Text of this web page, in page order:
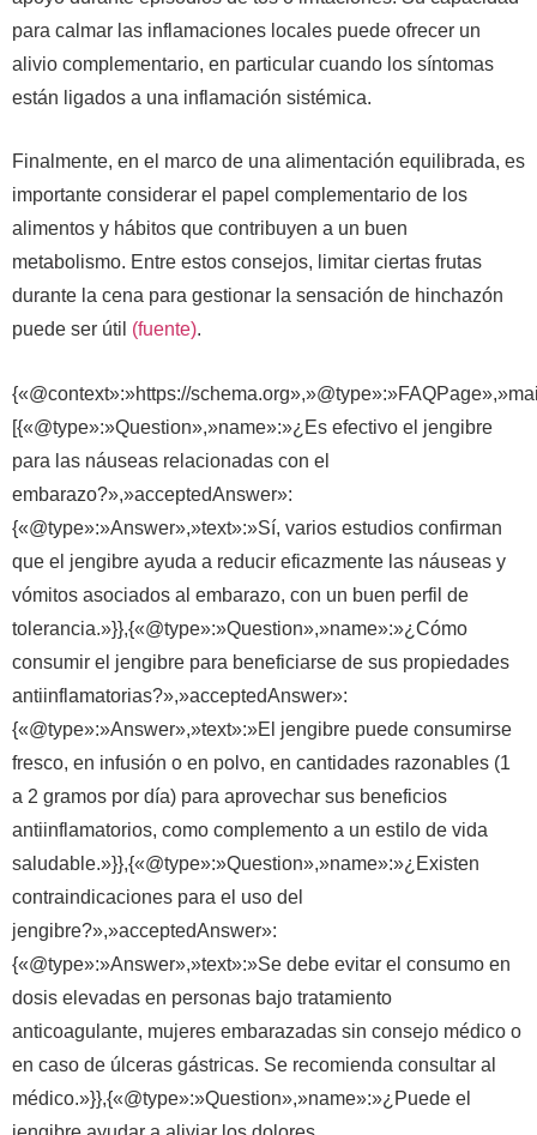
para calmar las inflamaciones locales puede ofrecer un
alivio complementario, en particular cuando los síntomas
están ligados a una inflamación sistémica.
Finalmente, en el marco de una alimentación equilibrada, es
importante considerar el papel complementario de los
alimentos y hábitos que contribuyen a un buen
metabolismo. Entre estos consejos, limitar ciertas frutas
durante la cena para gestionar la sensación de hinchazón
puede ser útil (fuente).
{«@context»:»https://
[{«@type»:»Question»,»name»:»¿Es efectivo el jengibre
para las náuseas relacionadas con el
embarazo?»,»acceptedAnswer»:
{«@type»:»Answer»,»text»:»Sí, varios estudios confirman
que el jengibre ayuda a reducir eficazmente las náuseas y
vómitos asociados al embarazo, con un buen perfil de
tolerancia.»}},{«@type»:»Question»,»name»:»¿Cómo
consumir el jengibre para beneficiarse de sus propiedades
antiinflamatorias?»,»acceptedAnswer»:
{«@type»:»Answer»,»text»:»El jengibre puede consumirse
fresco, en infusión o en polvo, en cantidades razonables (1
a 2 gramos por día) para aprovechar sus beneficios
antiinflamatorios, como complemento a un estilo de vida
saludable.»}},{«@type»:»Question»,»name»:»¿Existen
contraindicaciones para el uso del
jengibre?»,»acceptedAnswer»:
{«@type»:»Answer»,»text»:»Se debe evitar el consumo en
dosis elevadas en personas bajo tratamiento
anticoagulante, mujeres embarazadas sin consejo médico o
en caso de úlceras gástricas. Se recomienda consultar al
médico.»}},{«@type»:»Question»,»name»:»¿Puede el